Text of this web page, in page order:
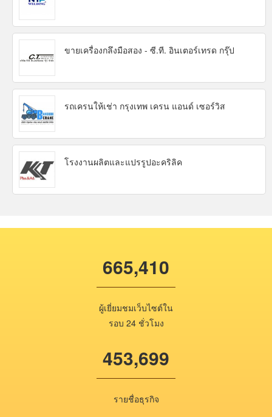
ขายเครื่องกลึงมือสอง - ซี.ที. อินเตอร์เทรด กรุ๊ป
รถเครนให้เช่า กรุงเทพ เครน แอนด์ เซอร์วิส
โรงงานผลิตและแปรรูปอะคริลิค
665,410
ผู้เยี่ยมชมเว็บไซต์ใน
รอบ 24 ชั่วโมง
453,699
รายชื่อธุรกิจ